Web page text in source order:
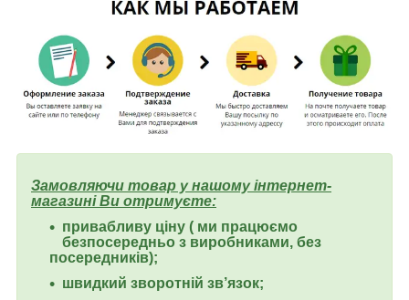
Замовляючи товар у нашому інтернет-
магазині Ви отримуєте:
привабливу ціну ( ми працюємо
безпосередньо з виробниками, без
посередників);
швидкий зворотній зв’язок;